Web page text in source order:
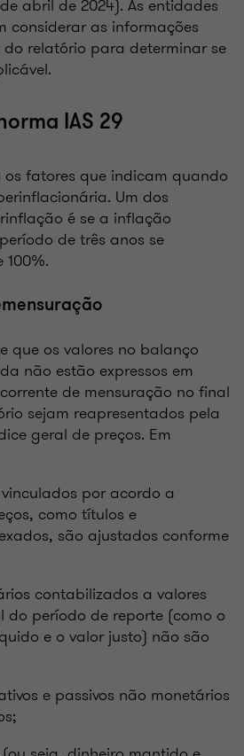
abril de 2024). As entidades
considerar as informações
relatório para determinar se
IAS 29
os fatores que indicam quando
Um dos
é se a inflação
de três anos se
que os valores no balanço
não estão expressos em
de mensuração no final
sejam reapresentados pela
geral de preços. Em
vinculados por acordo a
como títulos e
são ajustados conforme
contabilizados a valores
do período de reporte (como o
e o valor justo) não são
e passivos não monetários